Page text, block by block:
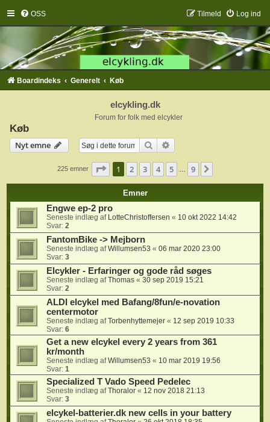
OSS Log ind
Tilmeld
Boardindeks Generelt Køb
elcykling.dk
Forum for folk med elcykler
Køb
Nyt emne
Søg
225 emner Side af 9
1 2 3 4 5 9
Emner
Engwe ep-2 pro
Seneste indlæg af LotteChristoffersen « 10 okt 2022 14:42
Svar: 2
FantomBike -> Mejborn
Seneste indlæg afWillumsen53 « 06 mar 2020 23:00
Svar: 3
Elcykler - Erfaringer og gode råd søges
Seneste indlæg afThomas « 30 sep 2019 15:21
Svar: 2
ALDI elcykel med Bafang/8fun/e-novation
centermotor
Seneste indlæg afTorbenhyttemejer « 12 sep 2019 10:33
Svar: 6
Get a new elcykel every 2 years from 361
kr/month
Seneste indlæg afWillumsen53 « 10 mar 2019 19:56
Svar: 1
Specialized T Vado Speed Pedelec
Seneste indlæg afThoralor « 12 nov 2018 21:13
Svar: 3
elcykel-batterier.dk new cells in your battery